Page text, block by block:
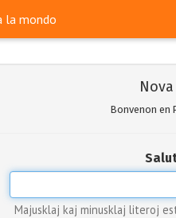
la mondo
Bonvenon en
Majusklaj kaj minusklaj literoj